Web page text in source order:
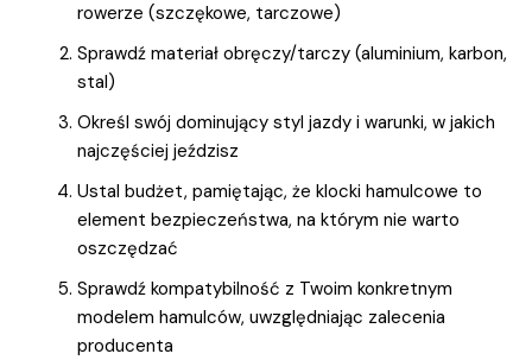
rowerze (szczękowe, tarczowe)
Sprawdź materiał obręczy/tarczy (aluminium, karbon,
stal)
Określ swój dominujący styl jazdy i warunki, w jakich
najczęściej jeździsz
Ustal budżet, pamiętając, że klocki hamulcowe to
element bezpieczeństwa, na którym nie warto
oszczędzać
Sprawdź kompatybilność z Twoim konkretnym
modelem hamulców, uwzględniając zalecenia
producenta